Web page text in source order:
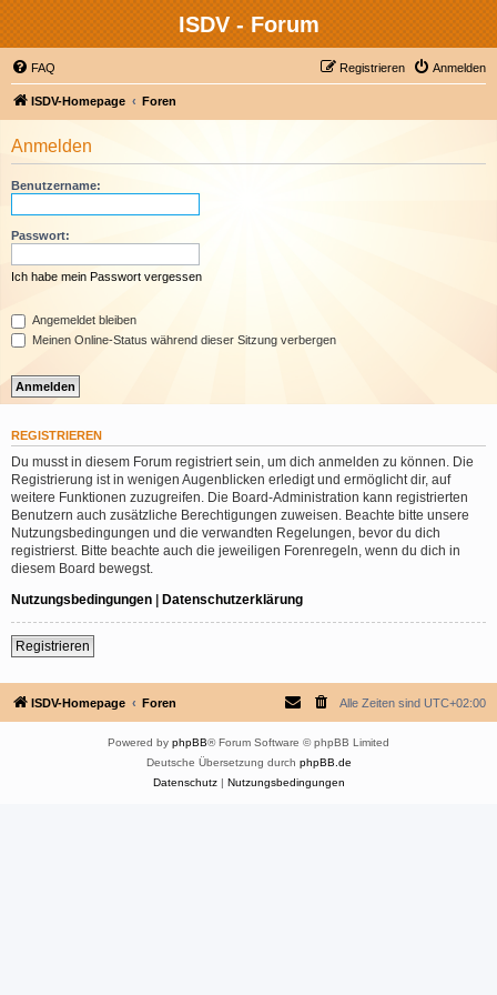
ISDV - Forum
FAQ Anmelden
Registrieren
ISDV-Homepage Foren
Anmelden
Benutzername:
Passwort:
Ich habe mein Passwort vergessen
Angemeldet bleiben
Meinen Online-Status während dieser Sitzung verbergen
REGISTRIEREN
Du musst in diesem Forum registriert sein, um dich anmelden zu können. Die
Registrierung ist in wenigen Augenblicken erledigt und ermöglicht dir, auf
weitere Funktionen zuzugreifen. Die Board-Administration kann registrierten
Benutzern auch zusätzliche Berechtigungen zuweisen. Beachte bitte unsere
Nutzungsbedingungen und die verwandten Regelungen, bevor du dich
registrierst. Bitte beachte auch die jeweiligen Forenregeln, wenn du dich in
diesem Board bewegst.
Nutzungsbedingungen | Datenschutzerklärung
Registrieren
ISDV-Homepage Foren Alle Zeiten sind UTC+02:00
Powered by phpBB® Forum Software © phpBB Limited
Deutsche Übersetzung durch phpBB.de
Datenschutz| Nutzungsbedingungen